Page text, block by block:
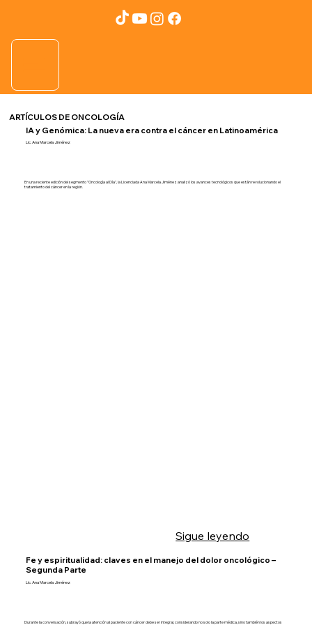
ARTÍCULOS DE ONCOLOGÍA
IA y Genómica: La nueva era contra el cáncer en Latinoamérica
Lic. Ana Marcela Jiménez
En una reciente edición del segmento "Oncología al Día", la Licenciada Ana Marcela Jiménez analizó los avances tecnológicos que están revolucionando el
tratamiento del cáncer en la región.
Sigue leyendo
Fe y espiritualidad: claves en el manejo del dolor oncológico –
Segunda Parte
Lic. Ana Marcela Jiménez
Durante la conversación, subrayó que la atención al paciente con cáncer debe ser integral, considerando no solo la parte médica, sino también los aspectos